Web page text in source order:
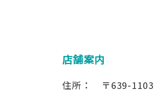
店舗案内
住所： 〒639-1103